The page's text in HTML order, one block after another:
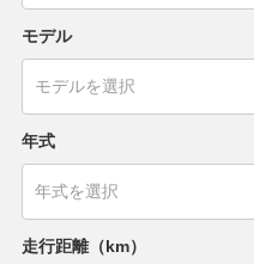
モデル
年式
走行距離（km）